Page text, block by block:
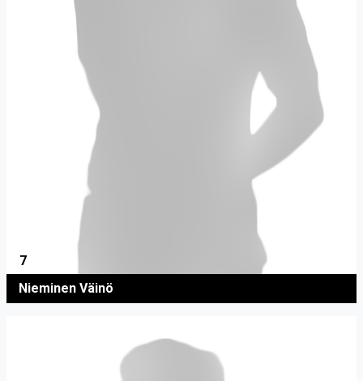
7
Nieminen Väinö